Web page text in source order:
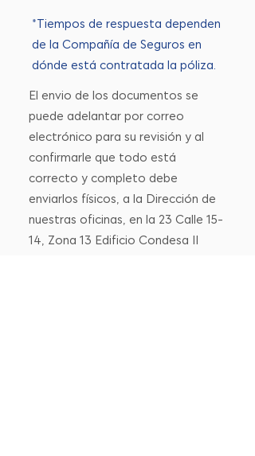
*Tiempos de respuesta dependen
de la Compañía de Seguros en
dónde está contratada la póliza.
El envio de los documentos se
puede adelantar por correo
electrónico para su revisión y al
confirmarle que todo está
correcto y completo debe
enviarlos físicos, a la Dirección de
nuestras oficinas, en la 23 Calle 15-
14, Zona 13 Edificio Condesa II